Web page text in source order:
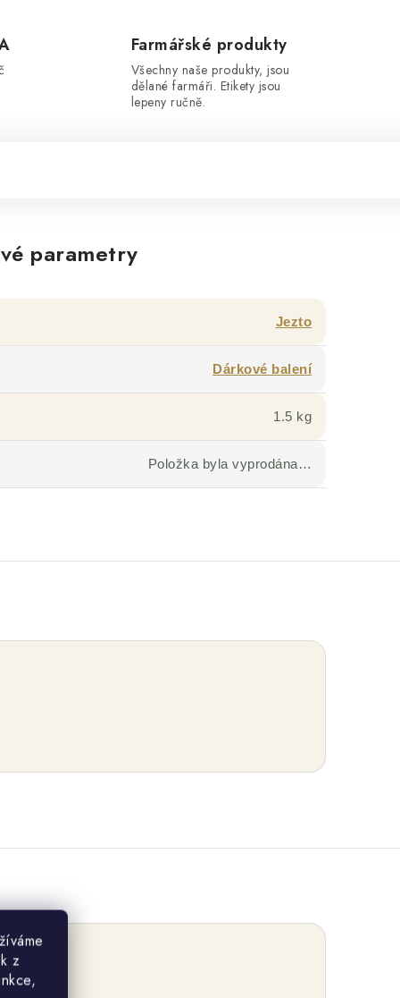
z
Farmářské produkty
Všechny naše produkty, jsou
dělané farmáři. Etikety jsou
lepeny ručně.
parametry
Jezto
Dárkové balení
1.5 kg
Položka byla vyprodána…